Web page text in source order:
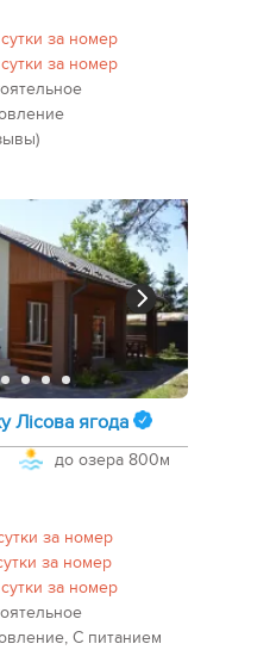
за номер
за номер
Лісова ягода
до озера 800м
за номер
за номер
за номер
С питанием